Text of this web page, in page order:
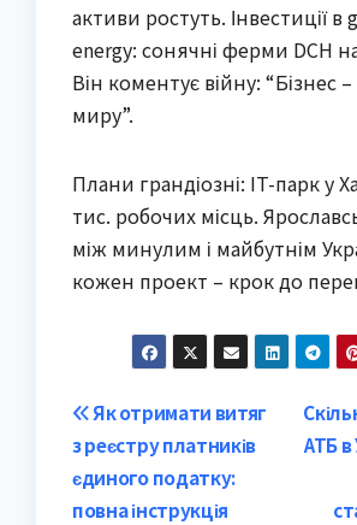
активи ростуть. Інвестиції в
energy: сонячні ферми DCH
Він коментує війну: “Бізнес
миру”.
Плани грандіозні: IT-парк у
тис. робочих місць.
між минулим і майбутнім
кожен проект – крок до
Post
navigation
АТБ в
Як отримати витяг
з реєстру платників
єдиного податку:
повна інструкція